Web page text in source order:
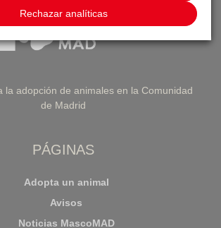
la adopción de animales en la Comunidad
de Madrid
PÁGINAS
Adopta un animal
Avisos
Noticias MascoMAD
Rechazar analíticas